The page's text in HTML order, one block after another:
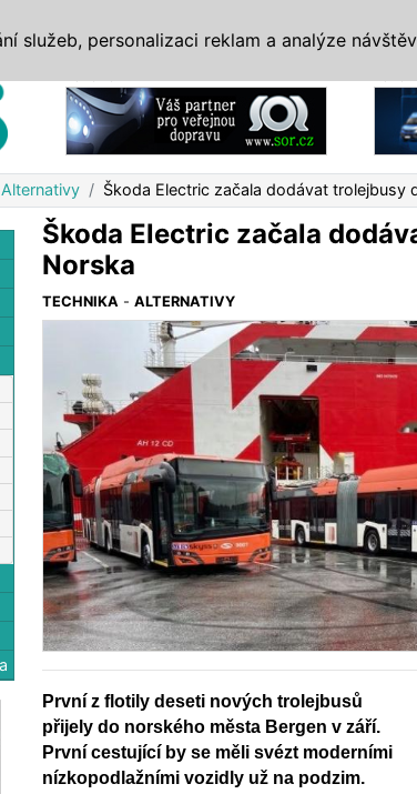
Alternativy Škoda Electric začala dodávat trolejbusy
Škoda Electric začala
Norska
TECHNIKA -ALTERNATIVY
První z flotily deseti nových trolejbusů
přijely do norského města Bergen v září.
První cestující by se měli svézt moderními
nízkopodlažními vozidly už na podzim.
služeb, personalizaci reklam a analýze